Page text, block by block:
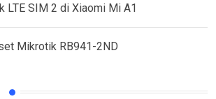
LTE SIM 2 di Xiaomi Mi A1
Mikrotik RB941-2ND